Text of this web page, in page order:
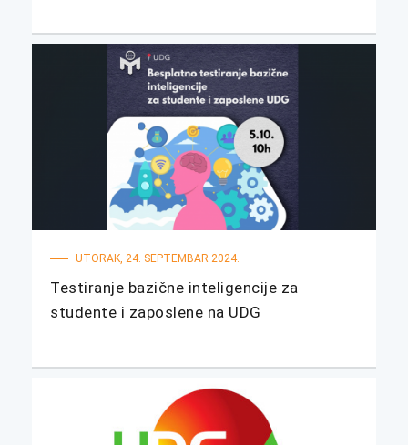
UTORAK, 24. SEPTEMBAR 2024.
Testiranje bazične inteligencije za
studente i zaposlene na UDG